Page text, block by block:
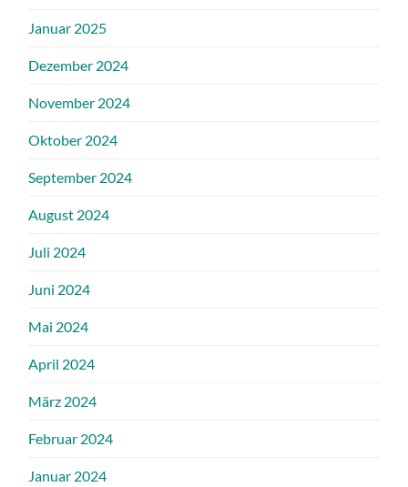
Januar 2025
Dezember 2024
November 2024
Oktober 2024
September 2024
August 2024
Juli 2024
Juni 2024
Mai 2024
April 2024
März 2024
Februar 2024
Januar 2024